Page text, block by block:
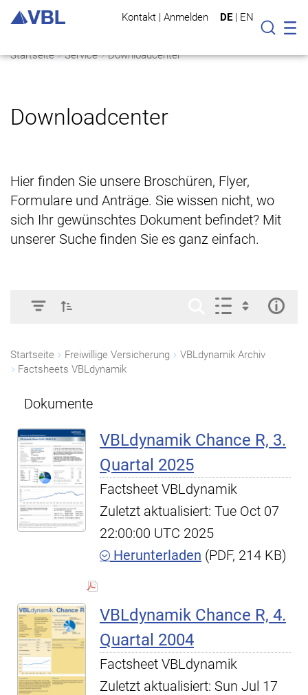
Kontakt | Anmelden DE | EN
Suche
Startseite Service Downloadcenter
Downloadcenter
Hier finden Sie unsere Broschüren, Flyer,
Formulare und Anträge. Sie wissen nicht, wo
sich Ihr gewünschtes Dokument befindet? Mit
unserer Suche finden Sie es ganz einfach.
Startseite Freiwillige Versicherung
VBLdynamik Archiv
Factsheets VBLdynamik
Dokumente
VBLdynamik Chance R, 3.
Quartal 2025
Factsheet VBLdynamik
Zuletzt aktualisiert: Tue Oct 07
22:00:00 UTC 2025
Herunterladen (PDF, 214 KB)
VBLdynamik Chance R, 4.
Quartal 2004
Factsheet VBLdynamik
Zuletzt aktualisiert: Sun Jul 17